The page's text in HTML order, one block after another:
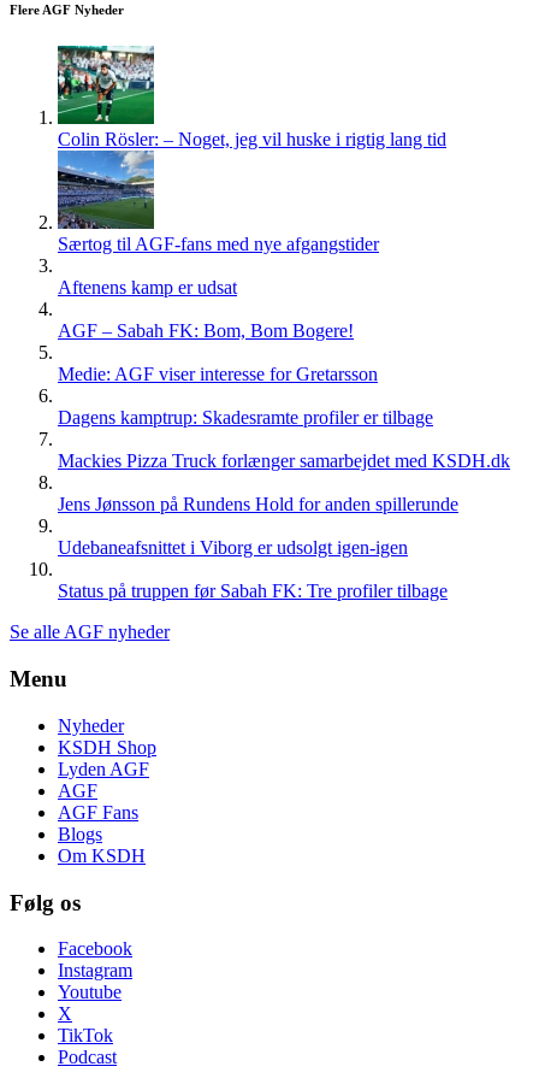
på
varesiden
Flere AGF Nyheder
Colin Rösler: – Noget, jeg vil huske i rigtig lang tid
Særtog til AGF-fans med nye afgangstider
Aftenens kamp er udsat
AGF – Sabah FK: Bom, Bom Bogere!
Medie: AGF viser interesse for Gretarsson
Dagens kamptrup: Skadesramte profiler er tilbage
Mackies Pizza Truck forlænger samarbejdet med KSDH.dk
Jens Jønsson på Rundens Hold for anden spillerunde
Udebaneafsnittet i Viborg er udsolgt igen-igen
Status på truppen før Sabah FK: Tre profiler tilbage
Se alle AGF nyheder
Menu
Nyheder
KSDH Shop
Lyden AGF
AGF
AGF Fans
Blogs
Om KSDH
Følg os
Facebook
Instagram
Youtube
X
TikTok
Podcast